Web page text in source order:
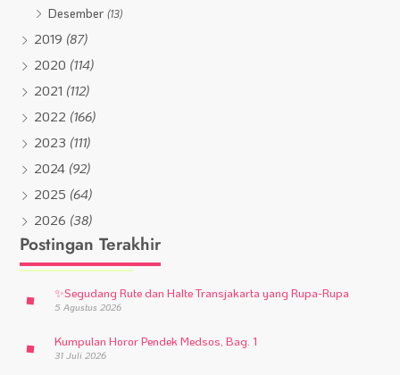
Desember(13)
2019 (87)
2020 (114)
2021 (112)
2022 (166)
2023 (111)
2024 (92)
2025 (64)
2026 (38)
Postingan Terakhir
✨Segudang Rute dan Halte Transjakarta yang Rupa-Rupa
5 Agustus 2026
Kumpulan Horor Pendek Medsos, Bag. 1
31 Juli 2026